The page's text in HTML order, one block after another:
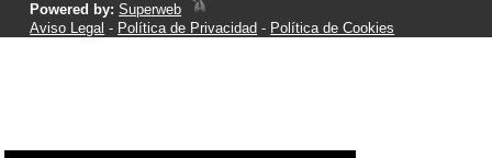
Powered by:Superweb
Aviso Legal - Política de Privacidad - Política de Cookies